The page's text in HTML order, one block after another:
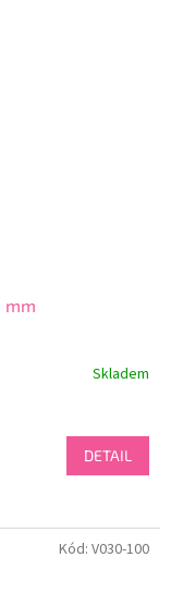
mm
Skladem
DETAIL
Kód: V030-100